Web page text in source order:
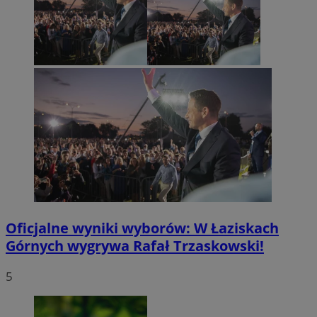
Oficjalne wyniki wyborów: W Łaziskach
Górnych wygrywa Rafał Trzaskowski!
5